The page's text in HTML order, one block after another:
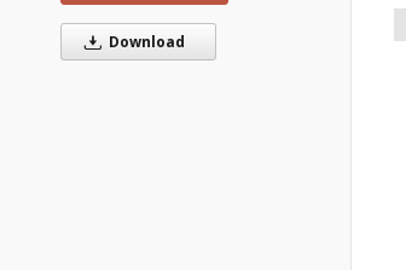
Download